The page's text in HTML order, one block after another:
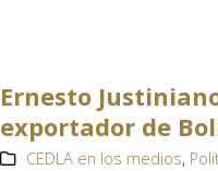
Ernesto
exportador de
CEDLA en los medios,